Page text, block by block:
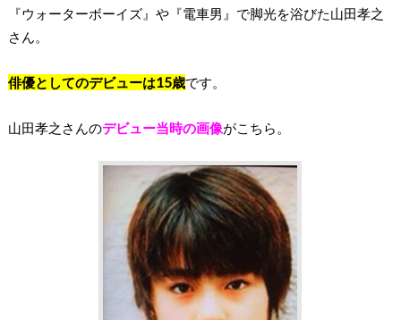
『ウォーターボーイズ』や『電車男』で脚光を浴びた山田孝之
さん。
俳優としてのデビューは15歳です。
山田孝之さんのデビュー当時の画像がこちら。